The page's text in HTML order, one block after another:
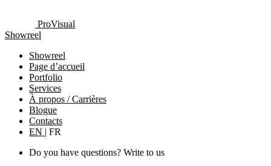
ProVisual
Showreel
Showreel
Page d’accueil
Portfolio
Services
À propos / Carrières
Blogue
Contacts
EN | FR
Do you have questions? Write to us